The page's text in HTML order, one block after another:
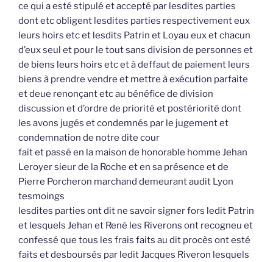
ce qui a esté stipulé et accepté par lesdites parties
dont etc obligent lesdites parties respectivement eux
leurs hoirs etc et lesdits Patrin et Loyau eux et chacun
d’eux seul et pour le tout sans division de personnes et
de biens leurs hoirs etc et à deffaut de paiement leurs
biens à prendre vendre et mettre à exécution parfaite
et deue renonçant etc au bénéfice de division
discussion et d’ordre de priorité et postériorité dont
les avons jugés et condemnés par le jugement et
condemnation de notre dite cour
fait et passé en la maison de honorable homme Jehan
Leroyer sieur de la Roche et en sa présence et de
Pierre Porcheron marchand demeurant audit Lyon
tesmoings
lesdites parties ont dit ne savoir signer fors ledit Patrin
et lesquels Jehan et René les Riverons ont recogneu et
confessé que tous les frais faits au dit procès ont esté
faits et desboursés par ledit Jacques Riveron lesquels